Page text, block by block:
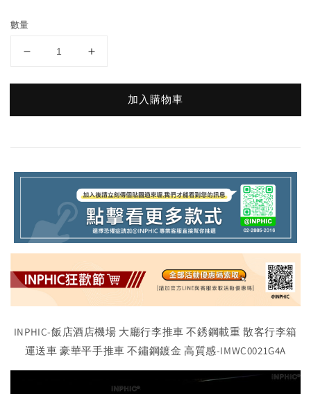
數量
加入購物車
INPHIC-飯店酒店機場 大廳行李推車 不銹鋼載重 散客行李箱
運送車 豪華平手推車 不鏽鋼鍍金 高質感-IMWC0021G4A